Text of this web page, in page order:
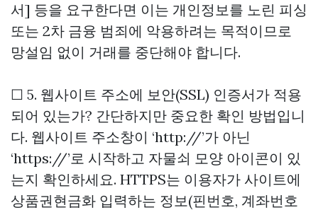
서] 등을 요구한다면 이는 개인정보를 노린 피싱
또는 2차 금융 범죄에 악용하려는 목적이므로
망설임 없이 거래를 중단해야 합니다.
☐ 5. 웹사이트 주소에 보안(SSL) 인증서가 적용
되어 있는가? 간단하지만 중요한 확인 방법입니
다. 웹사이트 주소창이 ‘http://’가 아닌
‘https://’로 시작하고 자물쇠 모양 아이콘이 있
는지 확인하세요. HTTPS는 이용자가 사이트에
상품권현금화 입력하는 정보(핀번호, 계좌번호